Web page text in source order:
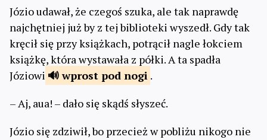
Józio udawał, że czegoś szuka, ale tak naprawdę
najchętniej już by z tej biblioteki wyszedł. Gdy tak
kręcił się przy książkach, potrącił nagle łokciem
książkę, która wystawała z półki. A ta spadła
Józiowi
wprost pod nogi .
– Aj, aua! – dało się skądś słyszeć.
Józio się zdziwił, bo przecież w pobliżu nikogo nie